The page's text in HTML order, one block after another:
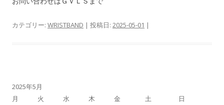
カテゴリー: WRISTBAND | 投稿日: 2025-05-01 |
2025年5月
月
火 水 木 金 土 日